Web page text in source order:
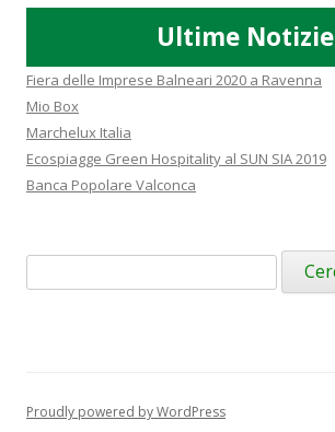
Ultime Notizie
Fiera delle Imprese Balneari 2020 a Ravenna
Mio Box
Marchelux Italia
Ecospiagge Green Hospitality al SUN SIA 2019
Banca Popolare Valconca
Ricerca
per:
Proudly powered by WordPress